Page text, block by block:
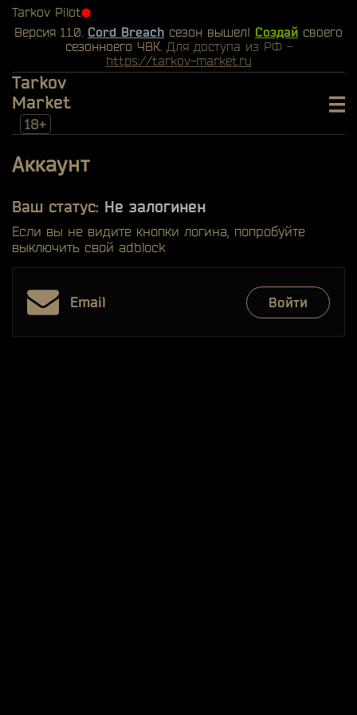
Tarkov Pilot⬤
Версия 1.1.0. Cord Breach сезон вышел! Создай своего
сезонноего ЧВК. Для доступа из РФ -
https://tarkov-market.ru
Tarkov
Market
18+
Аккаунт
Ваш статус: Не залогинен
Если вы не видите кнопки логина, попробуйте
выключить свой adblock
Email Войти